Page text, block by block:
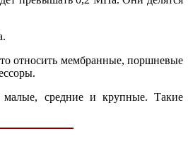
относить мембранные, поршневые
малые, средние и крупные. Такие